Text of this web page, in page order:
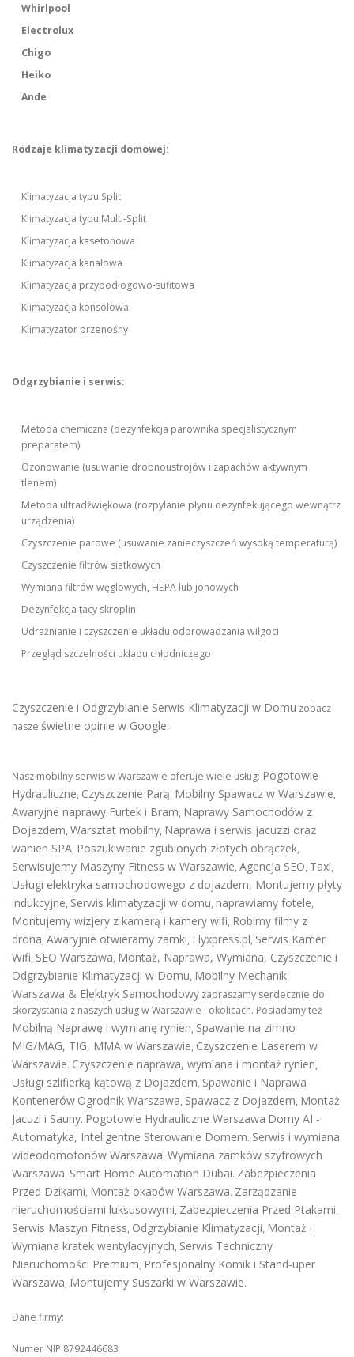
Whirlpool
Electrolux
Chigo
Heiko
Ande
Rodzaje klimatyzacji domowej:
Klimatyzacja typu Split
Klimatyzacja typu Multi-Split
Klimatyzacja kasetonowa
Klimatyzacja kanałowa
Klimatyzacja przypodłogowo-sufitowa
Klimatyzacja konsolowa
Klimatyzator przenośny
Odgrzybianie i serwis:
Metoda chemiczna (dezynfekcja parownika specjalistycznym
preparatem)
Ozonowanie (usuwanie drobnoustrojów i zapachów aktywnym
tlenem)
Metoda ultradźwiękowa (rozpylanie płynu dezynfekującego wewnątrz
urządzenia)
Czyszczenie parowe (usuwanie zanieczyszczeń wysoką temperaturą)
Czyszczenie filtrów siatkowych
Wymiana filtrów węglowych, HEPA lub jonowych
Dezynfekcja tacy skroplin
Udrażnianie i czyszczenie układu odprowadzania wilgoci
Przegląd szczelności układu chłodniczego
Czyszczenie i Odgrzybianie Serwis Klimatyzacji w Domu zobacz
nasze świetne opinie w Google.
Nasz mobilny serwis w Warszawie oferuje wiele usług: Pogotowie
Hydrauliczne, Czyszczenie Parą, Mobilny Spawacz w Warszawie,
Awaryjne naprawy Furtek i Bram, Naprawy Samochodów z
Dojazdem, Warsztat mobilny, Naprawa i serwis jacuzzi oraz
wanien SPA, Poszukiwanie zgubionych złotych obrączek,
Serwisujemy Maszyny Fitness w Warszawie, Agencja SEO, Taxi,
Usługi elektryka samochodowego z dojazdem, Montujemy płyty
indukcyjne, Serwis klimatyzacji w domu, naprawiamy fotele,
Montujemy wizjery z kamerą i kamery wifi, Robimy filmy z
drona, Awaryjnie otwieramy zamki, Flyxpress.pl, Serwis Kamer
Wifi, SEO Warszawa, Montaż, Naprawa, Wymiana, Czyszczenie i
Odgrzybianie Klimatyzacji w Domu, Mobilny Mechanik
Warszawa & Elektryk Samochodowy zapraszamy serdecznie do
skorzystania z naszych usług w Warszawie i okolicach. Posiadamy też
Mobilną Naprawę i wymianę rynien, Spawanie na zimno
MIG/MAG, TIG, MMA w Warszawie, Czyszczenie Laserem w
Warszawie. Czyszczenie naprawa, wymiana i montaż rynien,
Usługi szlifierką kątową z Dojazdem, Spawanie i Naprawa
Kontenerów Ogrodnik Warszawa, Spawacz z Dojazdem, Montaż
Jacuzi i Sauny. Pogotowie Hydrauliczne Warszawa Domy AI -
Automatyka, Inteligentne Sterowanie Domem. Serwis i wymiana
wideodomofonów Warszawa, Wymiana zamków szyfrowych
Warszawa. Smart Home Automation Dubai. Zabezpieczenia
Przed Dzikami, Montaż okapów Warszawa. Zarządzanie
nieruchomościami luksusowymi, Zabezpieczenia Przed Ptakami,
Serwis Maszyn Fitness, Odgrzybianie Klimatyzacji, Montaż i
Wymiana kratek wentylacyjnych, Serwis Techniczny
Nieruchomości Premium, Profesjonalny Komik i Stand-uper
Warszawa, Montujemy Suszarki w Warszawie.
Dane firmy:
Numer NIP 8792446683